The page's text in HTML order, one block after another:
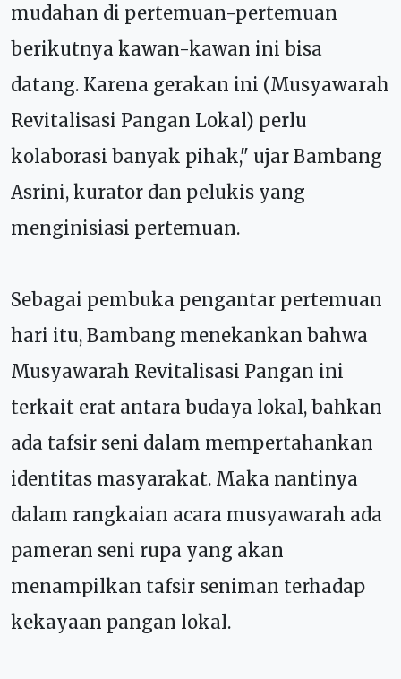
mudahan di pertemuan-pertemuan
berikutnya kawan-kawan ini bisa
datang. Karena gerakan ini (Musyawarah
Revitalisasi Pangan Lokal) perlu
kolaborasi banyak pihak," ujar Bambang
Asrini, kurator dan pelukis yang
menginisiasi pertemuan.
Sebagai pembuka pengantar pertemuan
hari itu, Bambang menekankan bahwa
Musyawarah Revitalisasi Pangan ini
terkait erat antara budaya lokal, bahkan
ada tafsir seni dalam mempertahankan
identitas masyarakat. Maka nantinya
dalam rangkaian acara musyawarah ada
pameran seni rupa yang akan
menampilkan tafsir seniman terhadap
kekayaan pangan lokal.